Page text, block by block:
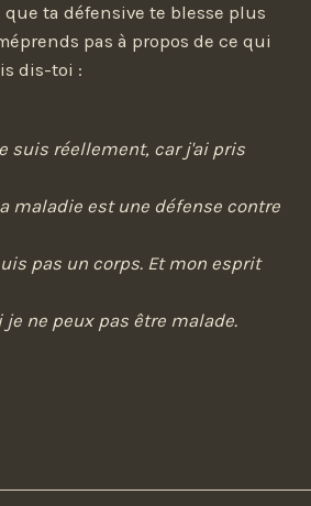
ta défensive te blesse plus
pas à propos de ce qui
dis-toi :
suis réellement, car j'ai pris
maladie est une défense contre
pas un corps. Et mon esprit
ne peux pas être malade.